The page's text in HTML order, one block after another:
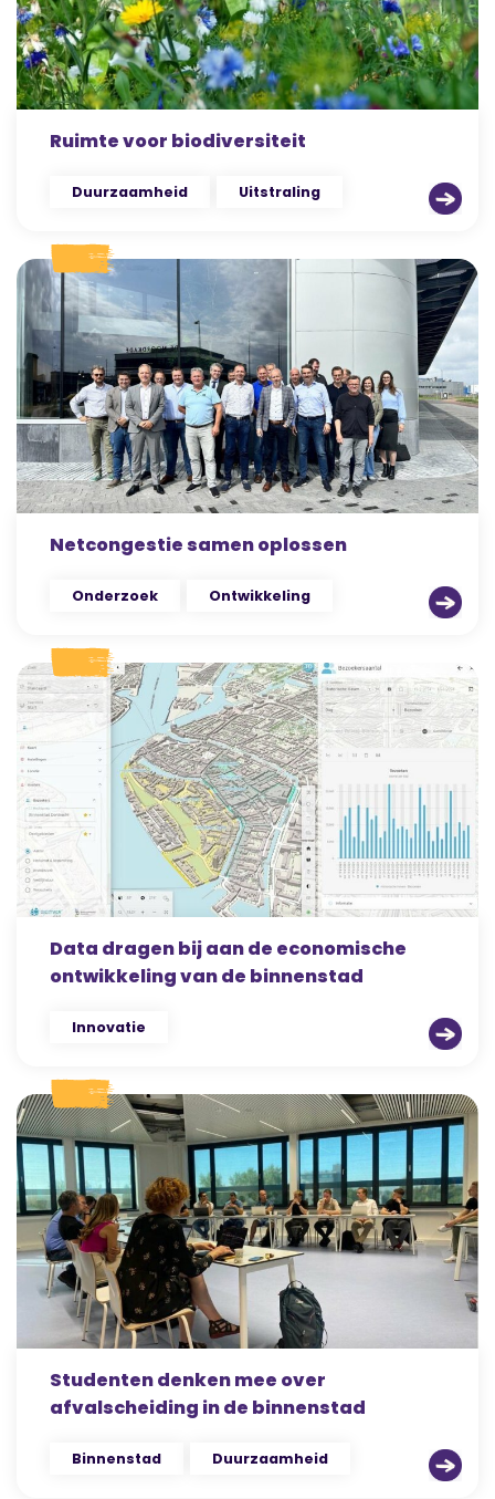
Ruimte voor biodiversiteit
Duurzaamheid Uitstraling
Netcongestie samen oplossen
Onderzoek Ontwikkeling
Data dragen bij aan de economische
ontwikkeling van de binnenstad
Innovatie
Studenten denken mee over
afvalscheiding in de binnenstad
Binnenstad Duurzaamheid